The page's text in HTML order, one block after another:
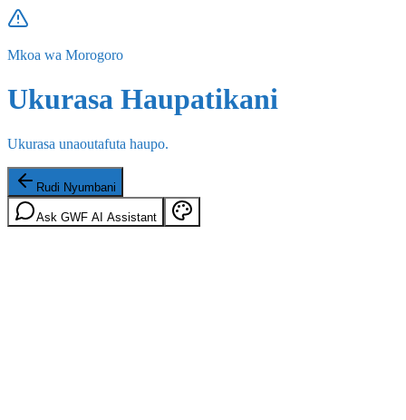
Mkoa wa Morogoro
Ukurasa Haupatikani
Ukurasa unaoutafuta haupo.
Rudi Nyumbani
Ask GWF AI Assistant